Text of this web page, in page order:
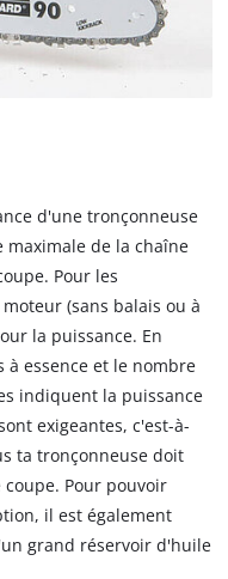
d'une tronçonneuse
maximale de la chaîne
Pour les
(sans balais ou à
la puissance. En
essence et le nombre
indiquent la puissance
exigeantes, c'est-à-
ta tronçonneuse doit
Pour pouvoir
il est également
grand réservoir d'huile